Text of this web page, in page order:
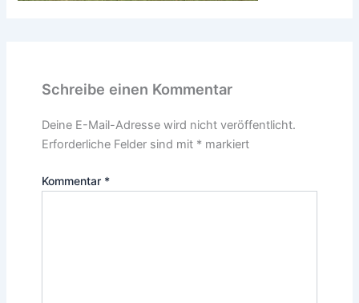
Schreibe einen Kommentar
Deine E-Mail-Adresse wird nicht veröffentlicht.
Erforderliche Felder sind mit *markiert
Kommentar *